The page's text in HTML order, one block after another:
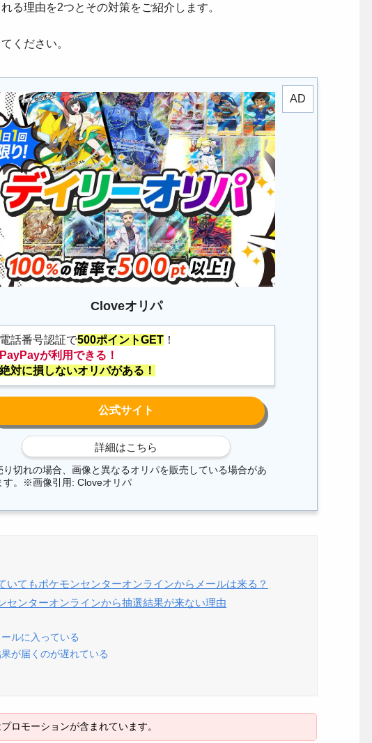
る理由を2つとその対策をご紹介します。
ください。
Cloveオリパ
電話番号認証で500ポイントGET ！
PayPayが利用できる！
絶対に損しないオリパがある！
切れの場合、画像と異なるオリパを販売している場合があ
す。※画像引用: Cloveオリパ
いてもポケモンセンターオンラインからメールは来る？
センターオンラインから抽選結果が来ない理由
ルに入っている
が届くのが遅れている